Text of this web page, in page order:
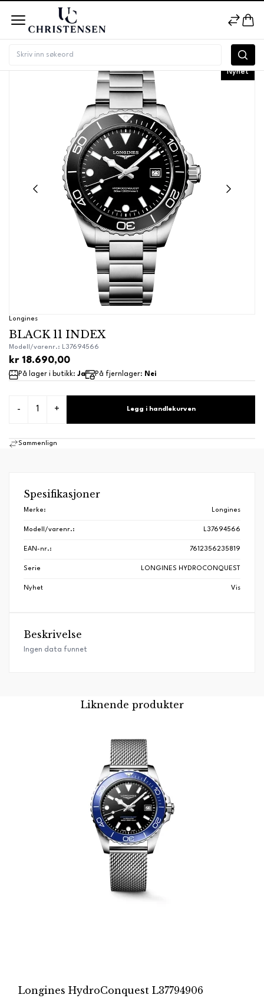
Nyhet
Longines
BLACK 11 INDEX
Modell/varenr.: L37694566
kr 18.690,00
På lager i butikk: Ja På fjernlager: Nei
- + Legg i handlekurven
Sammenlign
Beskrivelse
Ingen data funnet
Spesifikasjoner
Merke: Longines
Modell/varenr.: L37694566
EAN-nr.: 7612356235819
Serie LONGINES HYDROCONQUEST
Nyhet Vis
Liknende produkter
Longines HydroConquest L37794906